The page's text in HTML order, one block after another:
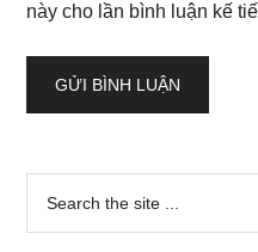
này cho lần bình luận kế
Sidebar
chính